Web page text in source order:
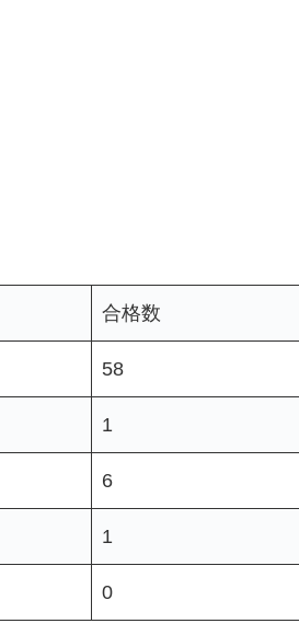
合格数
58
1
6
1
0